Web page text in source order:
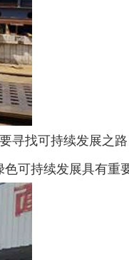
寻找可持续发展之
可持续发展具有重要